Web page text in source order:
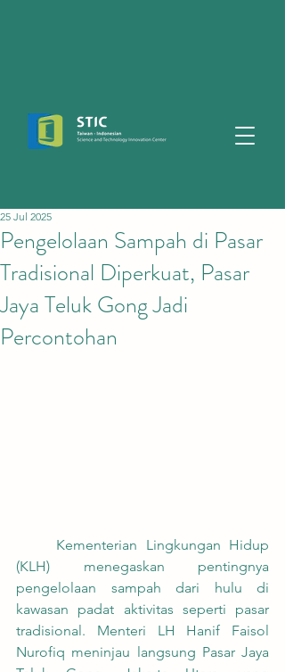
Pengelolaan Sampah di Pasar
Tradisional Diperkuat, Pasar
Jaya Teluk Gong Jadi
Percontohan
25 Jul 2025
(KLH) menegaskan pentingnya
pengelolaan sampah dari hulu di
kawasan padat aktivitas seperti pasar
tradisional. Menteri LH Hanif Faisol
Nurofiq meninjau langsung Pasar Jaya